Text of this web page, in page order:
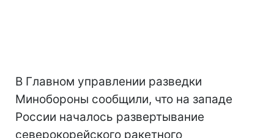
В Главном управлении разведки
Минобороны сообщили, что на западе
России началось развертывание
северокорейского ракетного